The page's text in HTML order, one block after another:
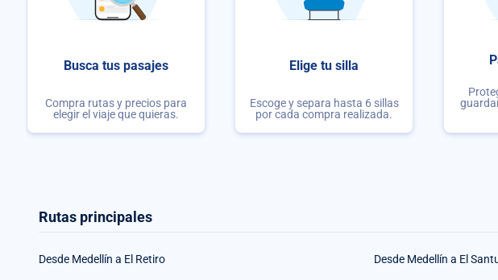
Busca tus pasajes
Compra rutas y precios para
elegir el viaje que quieras.
Elige tu silla
Escoge y separa hasta 6 sillas
por cada compra realizada.
Rutas principales
Desde Medellín a El Retiro Desde Medellín a El